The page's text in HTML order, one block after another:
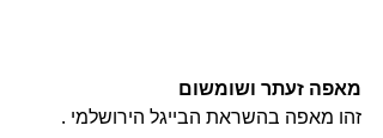
מאפה זעתר ושומשום
זהו מאפה בהשראת הבייגל הירושלמי .